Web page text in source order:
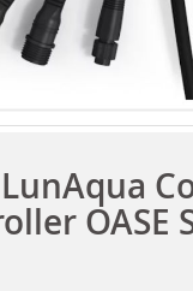
OASE